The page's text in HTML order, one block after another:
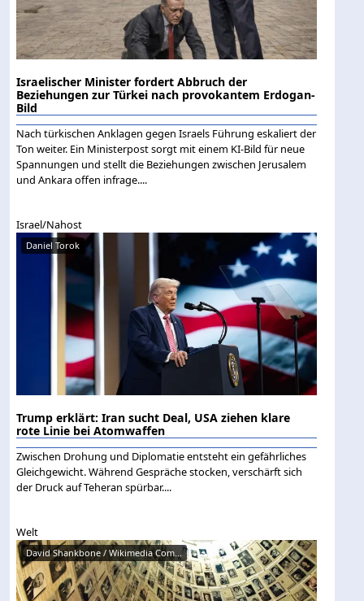
Israelischer Minister fordert Abbruch der
Beziehungen zur Türkei nach provokantem Erdogan-
Bild
Nach türkischen Anklagen gegen Israels Führung eskaliert der
Ton weiter. Ein Ministerpost sorgt mit einem KI-Bild für neue
Spannungen und stellt die Beziehungen zwischen Jerusalem
und Ankara offen infrage....
Israel/Nahost
Daniel Torok
Trump erklärt: Iran sucht Deal, USA ziehen klare
rote Linie bei Atomwaffen
Zwischen Drohung und Diplomatie entsteht ein gefährliches
Gleichgewicht. Während Gespräche stocken, verschärft sich
der Druck auf Teheran spürbar....
Welt
David Shankbone / Wikimedia Com...